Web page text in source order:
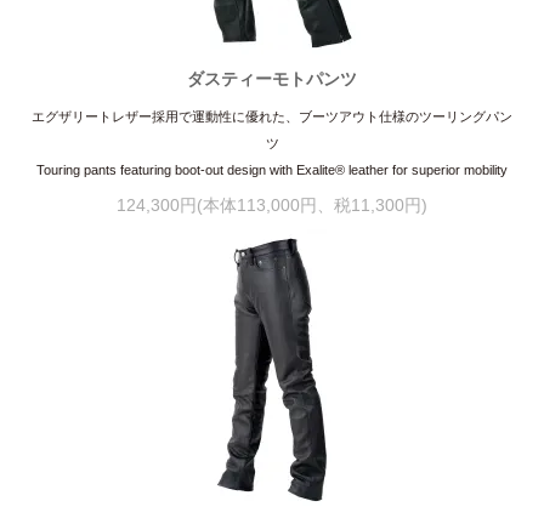
ダスティーモトパンツ
エグザリートレザー採用で運動性に優れた、ブーツアウト仕様のツーリングパン
ツ
Touring pants featuring boot-out design with Exalite® leather for superior mobility
124,300円(本体113,000円、税11,300円)